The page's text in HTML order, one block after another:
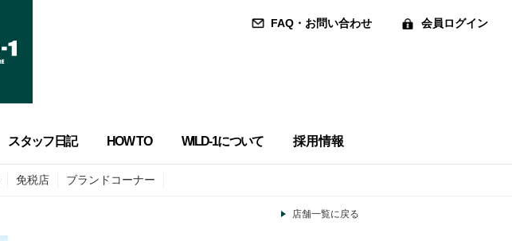
FAQ・お問い合わせ 会員ログイン
スタッフ日記 HOW TO WILD-1について 採用情報
免税店 ブランドコーナー
店舗一覧に戻る